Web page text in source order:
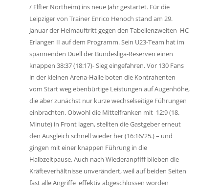
/ Elfter Northeim) ins neue Jahr gestartet. Für die
Leipziger von Trainer Enrico Henoch stand am 29.
Januar der Heimauftritt gegen den Tabellenzweiten HC
Erlangen II auf dem Programm. Sein U23-Team hat im
spannenden Duell der Bundesliga-Reserven einen
knappen 38:37 (18:17)- Sieg eingefahren.Vor 130 Fans
in der kleinen Arena-Halle boten die Kontrahenten
vom Start weg ebenbürtige Leistungen aufAugenhöhe,
die aber zunächst nur kurze wechselseitige Führungen
einbrachten. Obwohl die Mittelfranken mit 12:9 (18.
Minute) in Front lagen, stellten die Gastgeber erneut
den Ausgleich schnell wieder her (16:16/25.) – und
gingen mit einer knappen Führung in die
Halbzeitpause.Auch nach Wiederanpfiff blieben die
Kräfteverhältnisse unverändert, weil auf beiden Seiten
fast alle Angriffe effektiv abgeschlossen worden